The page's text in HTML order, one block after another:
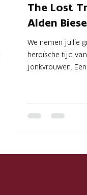
The Lost
Alden
We nemen jullie
heroïsche tijd
jonkvrouwen.